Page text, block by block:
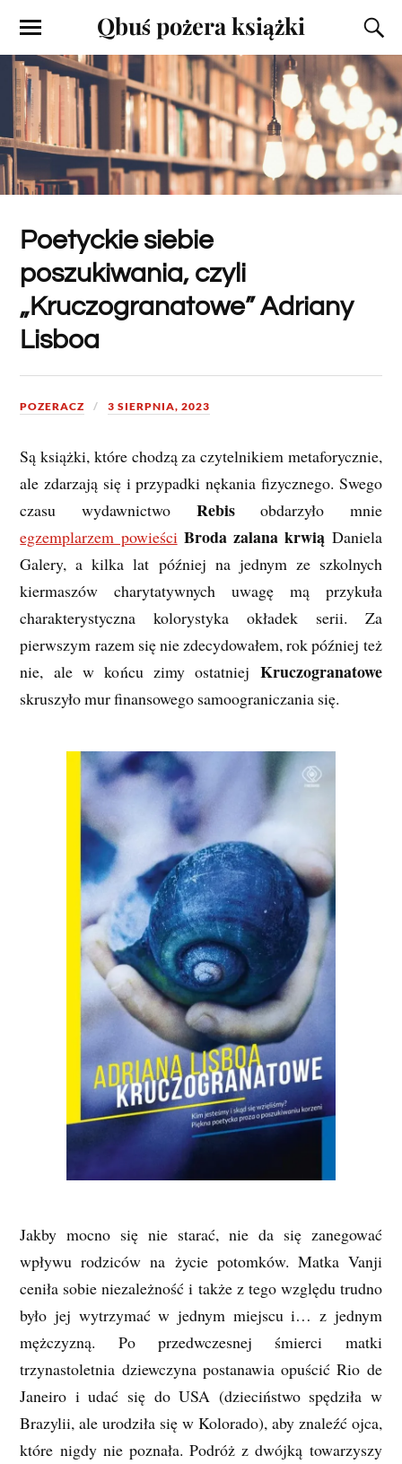
Qbuś pożera książki
Poetyckie siebie
poszukiwania, czyli
„Kruczogranatowe” Adriany
Lisboa
POZERACZ 3 SIERPNIA, 2023
Są książki, które chodzą za czytelnikiem metaforycznie,
ale zdarzają się i przypadki nękania fizycznego. Swego
czasu wydawnictwo Rebisobdarzyło mnie
egzemplarzem powieści Broda zalana krwią Daniela
Galery, a kilka lat później na jednym ze szkolnych
kiermaszów charytatywnych uwagę mą przykuła
charakterystyczna kolorystyka okładek serii. Za
pierwszym razem się nie zdecydowałem, rok później też
nie, ale w końcu zimy ostatniej Kruczogranatowe
skruszyło mur finansowego samoograniczania się.
Jakby mocno się nie starać, nie da się zanegować
wpływu rodziców na życie potomków. Matka Vanji
ceniła sobie niezależność i także z tego względu trudno
było jej wytrzymać w jednym miejscu i… z jednym
mężczyzną. Po przedwczesnej śmierci matki
trzynastoletnia dziewczyna postanawia opuścić Rio de
Janeiro i udać się do USA (dzieciństwo spędziła w
Brazylii, ale urodziła się w Kolorado), aby znaleźć ojca,
które nigdy nie poznała. Podróż z dwójką towarzyszy